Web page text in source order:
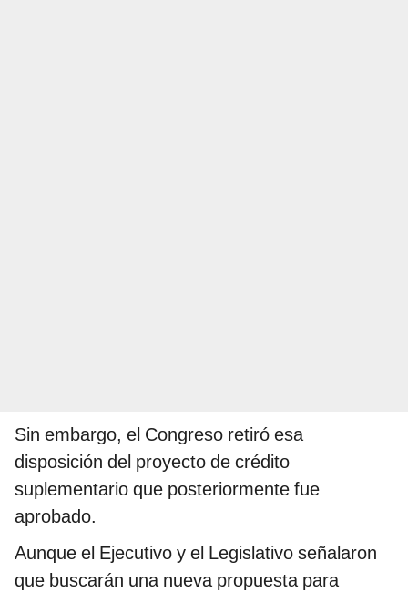
Sin embargo, el Congreso retiró esa
disposición del proyecto de crédito
suplementario que posteriormente fue
aprobado.
Aunque el Ejecutivo y el Legislativo señalaron
que buscarán una nueva propuesta para